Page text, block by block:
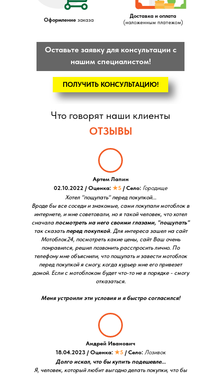
Оформление заказа
Доставка и оплата
(наложенным платежом)
ПОЛУЧИТЬ КОНСУЛЬТАЦИЮ!
Оставьте заявку для консультации с
нашим специалистом!
Что говорят наши клиенты
ОТЗЫВЫ
Хотел "пощупать" перед покупкой...
Вроде бы все соседи и знакомые, сами покупали мотоблок в
интернете, и мне советовали, но я такой человек, что хотел
сначала посмотреть на него своими глазами, "пощупать"
так сказатьперед покупкой. Для интереса зашел на сайт
Мотоблок24, посмотреть какие цены, сайт Ваш очень
понравился, решил позвонить расспросить лично. По
телефону мне объяснили, что пощупать и завести мотоблок
перед покупкой я смогу, когда курьер мне его привезет
домой. Если с мотоблоком будет что-то не в порядке - смогу
отказаться.
Меня устроили эти условия и я быстро согласился!
Артем Лапин
02.10.2022 / Оценка: ★5 / Село: Городище
Долго искал, что бы купить подешевле...
Я, человек, который любит выгодно делать покупки, что бы
Андрей Иванович
18.04.2023 / Оценка: ★5 / Село: Лозивок